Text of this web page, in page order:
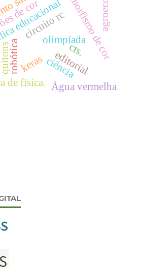
editorial
olimpíada
de cor polimorfismo de cor
quítonsrobóticakeras
de física.
cts.
Água vermelha
ciência
circuito rc